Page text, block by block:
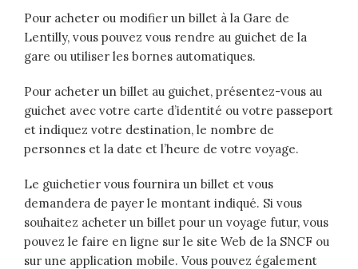
Pour acheter ou modifier un billet à la Gare de
Lentilly, vous pouvez vous rendre au guichet de la
gare ou utiliser les bornes automatiques.
Pour acheter un billet au guichet, présentez-vous au
guichet avec votre carte d’identité ou votre passeport
et indiquez votre destination, le nombre de
personnes et la date et l’heure de votre voyage.
Le guichetier vous fournira un billet et vous
demandera de payer le montant indiqué. Si vous
souhaitez acheter un billet pour un voyage futur, vous
pouvez le faire en ligne sur le site Web de la SNCF ou
sur une application mobile. Vous pouvez également